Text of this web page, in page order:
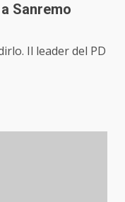
Sanremo
Il leader del PD